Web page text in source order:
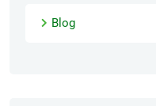
Blog